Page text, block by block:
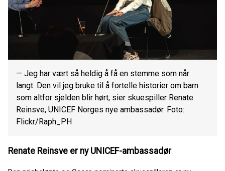
— Jeg har vært så heldig å få en stemme som når
langt. Den vil jeg bruke til å fortelle historier om barn
som altfor sjelden blir hørt, sier skuespiller Renate
Reinsve, UNICEF Norges nye ambassadør. Foto:
Flickr/Raph_PH
Renate Reinsve er ny UNICEF-ambassadør